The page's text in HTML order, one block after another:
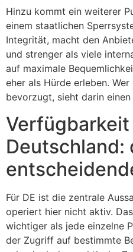
Hinzu kommt ein weiterer
einem staatlichen
Integrität, macht den
und strenger als viele
auf maximale
eher als Hürde erleben.
bevorzugt, sieht darin einen
Verfügbarkeit
Deutschland:
Für DE ist die zentrale
operiert hier nicht aktiv.
wichtiger als jede einzelne
der Zugriff auf bestimmte